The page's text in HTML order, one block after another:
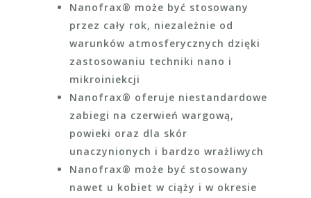
Nanofrax® może być stosowany
przez cały rok, niezależnie od
warunków atmosferycznych dzięki
zastosowaniu techniki nano i
mikroiniekcji
Nanofrax® oferuje niestandardowe
zabiegi na czerwień wargową,
powieki oraz dla skór
unaczynionych i bardzo wrażliwych
Nanofrax® może być stosowany
nawet u kobiet w ciąży i w okresie